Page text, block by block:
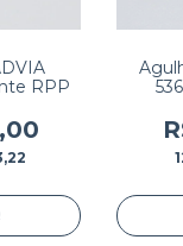
RPP